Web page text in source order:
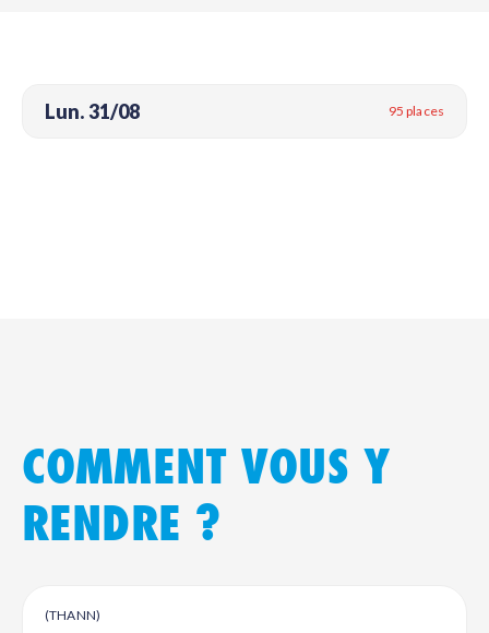
Lun. 31/08 95 places
COMMENT VOUS Y
RENDRE ?
(THANN)